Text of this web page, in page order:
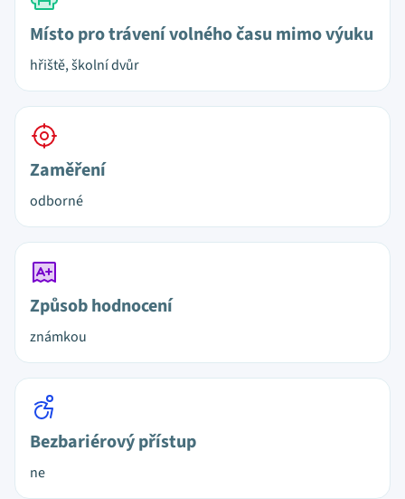
Místo pro trávení volného času mimo výuku
hřiště, školní dvůr
Zaměření
odborné
Způsob hodnocení
známkou
Bezbariérový přístup
ne